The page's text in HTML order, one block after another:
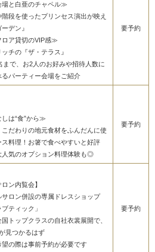
と白亜のチャペル≫
階段を使ったプリンセス演出が映え
デン』
ア貸切のVIP感≫
チの『ザ・テラス』
まで、お2人のお好みや招待人数に
るパーティー会場をご紹介
要予約
は“食”から≫
だわりの地元食材をふんだんに使
ス料理！お箸で食べやすいと好評
人気のオプション料理体験も◎
要予約
ロン内覧会】
サロン併設の専属ドレスショップ
ブティック」
トップクラスの自社衣裳展開で、
見つかるはず
の際は事前予約が必要です
要予約